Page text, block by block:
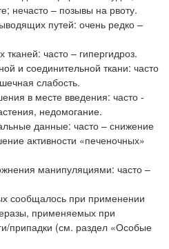
нечасто – позывы на рвоту.
путей: очень редко –
часто – гипергидроз.
и соединительной ткани: часто
слабость.
в месте введения: часто -
недомогание.
данные: часто – снижение
активности «печеночных»
манипуляциями: часто –
сообщалось при применении
применяемых при
припадки (см. раздел «Особые